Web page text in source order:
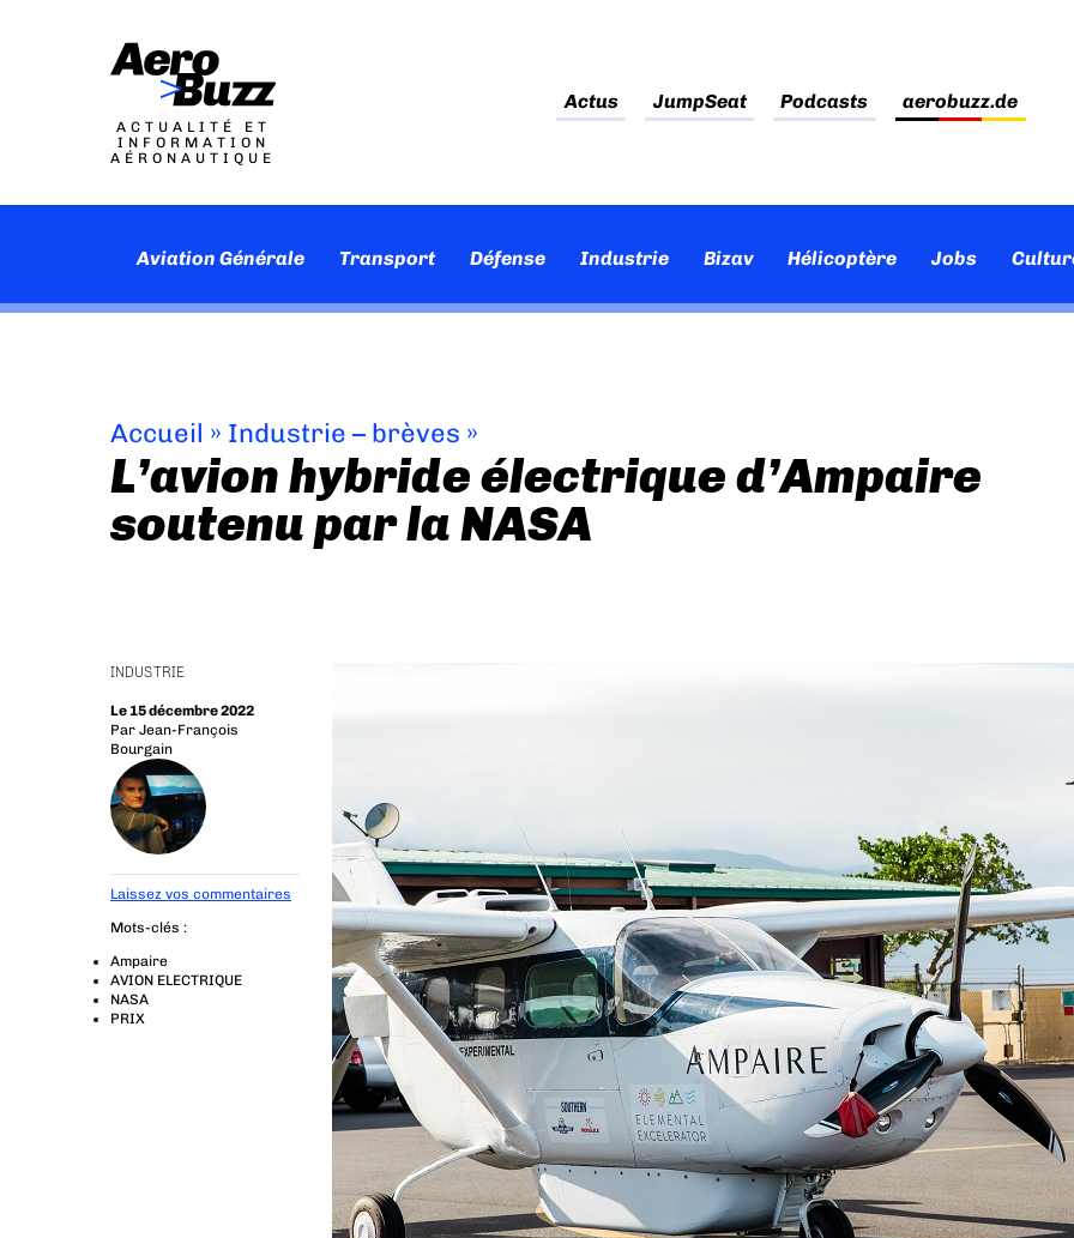
ACTUALITÉ ET
INFORMATION
AÉRONAUTIQUE
Actus JumpSeat Podcasts aerobuzz.de
Aviation Générale Transport Défense Industrie Bizav Hélicoptère Jobs
Accueil » Industrie – brèves »
L’avion hybride électrique d’Ampaire
soutenu par la NASA
INDUSTRIE
Le 15 décembre 2022
Par Jean-François
Bourgain
Laissez vos commentaires
Mots-clés :
Ampaire
AVION ELECTRIQUE
NASA
PRIX